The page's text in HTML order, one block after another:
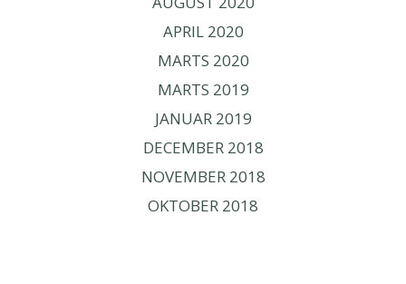
APRIL 2020
MARTS 2020
MARTS 2019
JANUAR 2019
DECEMBER 2018
NOVEMBER 2018
OKTOBER 2018